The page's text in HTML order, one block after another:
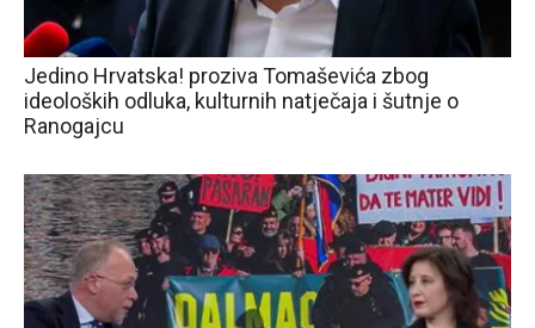
Jedino Hrvatska! proziva Tomaševića zbog
ideoloških odluka, kulturnih natječaja i šutnje o
Ranogajcu